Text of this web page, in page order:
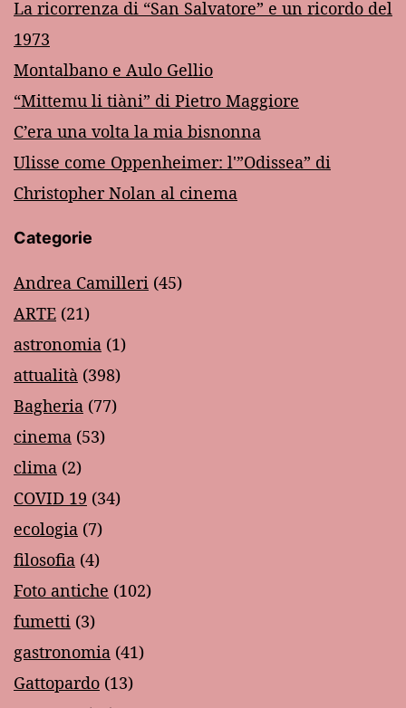
La ricorrenza di “San Salvatore” e un ricordo del
1973
Montalbano e Aulo Gellio
“Mittemu li tiàni” di Pietro Maggiore
C’era una volta la mia bisnonna
Ulisse come Oppenheimer: l'”Odissea” di
Christopher Nolan al cinema
Categorie
Andrea Camilleri (45)
ARTE (21)
astronomia (1)
attualità (398)
Bagheria (77)
cinema (53)
clima (2)
COVID 19 (34)
ecologia (7)
filosofia (4)
Foto antiche (102)
fumetti (3)
gastronomia (41)
Gattopardo (13)